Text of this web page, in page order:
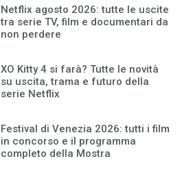
Netflix agosto 2026: tutte le uscite
tra serie TV, film e documentari da
non perdere
XO Kitty 4 si farà? Tutte le novità
su uscita, trama e futuro della
serie Netflix
Festival di Venezia 2026: tutti i film
in concorso e il programma
completo della Mostra